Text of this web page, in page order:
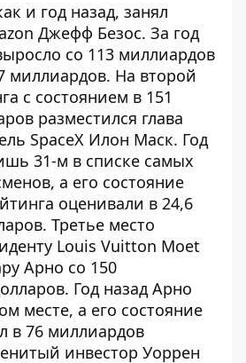
и год назад, занял
Джефф Безос. За год
со 113 миллиардов
миллиардов. На второй
с состоянием в 151
разместился глава
SpaceX Илон Маск. Год
31-м в списке самых
а его состояние
оценивали в 24,6
Третье место
Louis Vuitton Moet
Арно со 150
Год назад Арно
месте, а его состояние
в 76 миллиардов
инвестор Уоррен